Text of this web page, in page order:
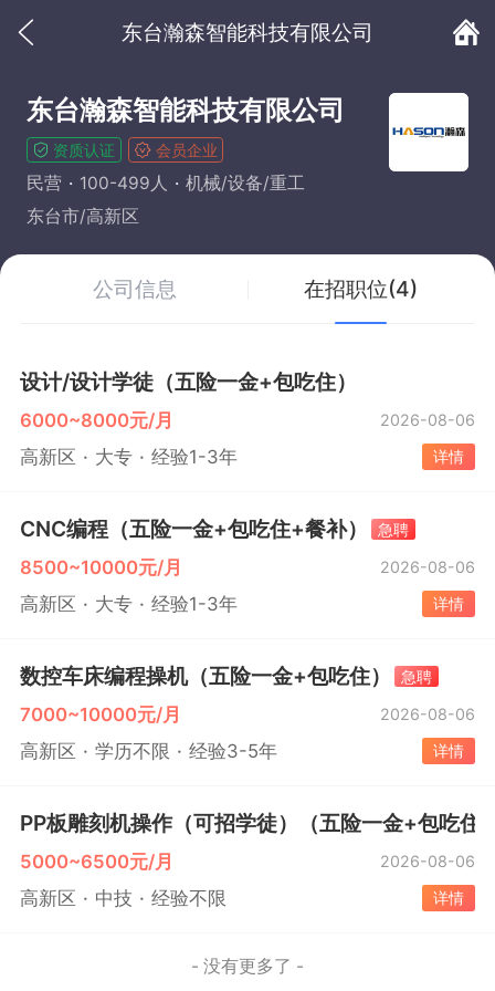
东台瀚森智能科技有限公司
东台瀚森智能科技有限公司
资质认证 会员企业
民营 100-499人
机械/设备/重工
东台市/高新区
公司信息 在招职位(4)
设计/设计学徒（五险一金+包吃住）
6000~8000元/月 2026-08-06
高新区 大专 经验1-3年 详情
CNC编程（五险一金+包吃住+餐补） 急聘
8500~10000元/月 2026-08-06
高新区 大专 经验1-3年 详情
数控车床编程操机（五险一金+包吃住） 急聘
7000~10000元/月 2026-08-06
高新区 学历不限 经验3-5年 详情
PP板雕刻机操作（可招学徒）（五险一金+包吃住
5000~6500元/月 2026-08-06
高新区 中技 经验不限 详情
- 没有更多了 -